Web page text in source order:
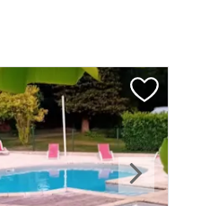
Next